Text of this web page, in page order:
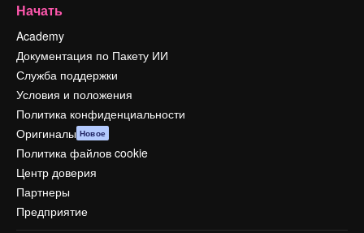
Начать
Academy
Документация по Пакету ИИ
Служба поддержки
Условия и положения
Политика конфиденциальности
Оригиналы Новое
Политика файлов cookie
Центр доверия
Партнеры
Предприятие